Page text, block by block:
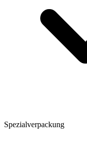
Spezialverpackung